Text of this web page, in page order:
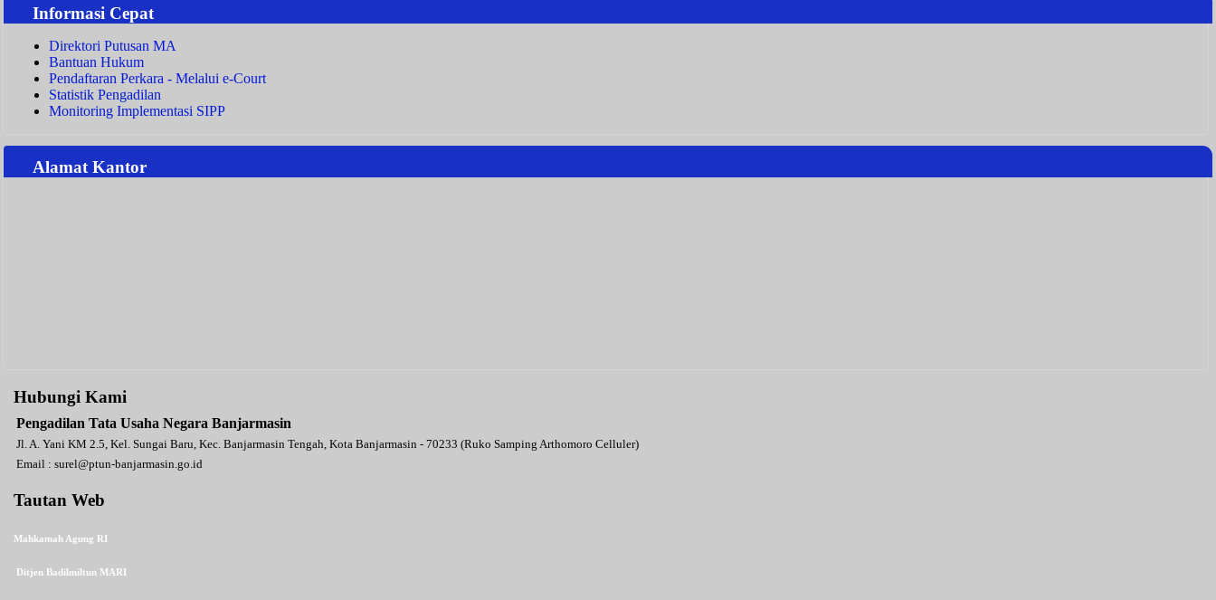
Informasi Cepat
Direktori Putusan MA
Bantuan Hukum
Pendaftaran Perkara - Melalui e-Court
Statistik Pengadilan
Monitoring Implementasi SIPP
Alamat Kantor
Hubungi Kami
Pengadilan Tata Usaha Negara Banjarmasin
Jl. A. Yani KM 2.5, Kel. Sungai Baru, Kec. Banjarmasin Tengah, Kota Banjarmasin - 70233 (Ruko Samping Arthomoro Celluler)
Email : surel@ptun-banjarmasin.go.id
Tautan Web
Mahkamah Agung RI
Ditjen Badilmiltun MARI